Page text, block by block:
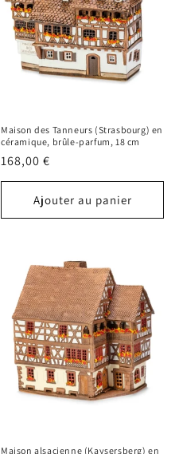
Maison des Tanneurs (Strasbourg) en
céramique, brûle-parfum, 18 cm
Prix
habituel
168,00 €
Ajouter au panier
Maison alsacienne (Kaysersberg) en